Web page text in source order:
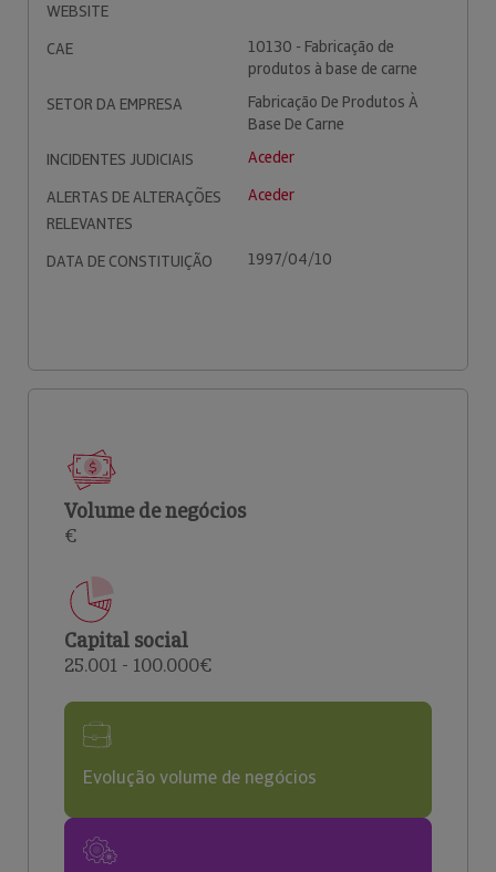
WEBSITE
CAE
10130 - Fabricação de
produtos à base de carne
SETOR DA EMPRESA
Fabricação De Produtos À
Base De Carne
INCIDENTES JUDICIAIS
Aceder
ALERTAS DE ALTERAÇÕES
RELEVANTES
Aceder
DATA DE CONSTITUIÇÃO 1997/04/10
Volume de negócios
€
Capital social
25.001 - 100.000€
Evolução volume de negócios